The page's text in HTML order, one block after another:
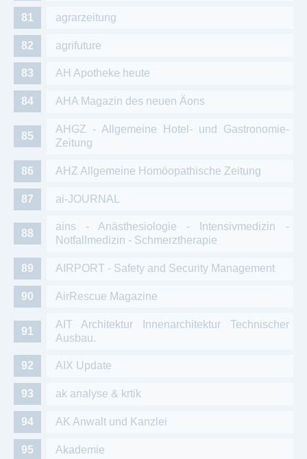
agrarzeitung
agrifuture
AH Apotheke heute
AHA Magazin des neuen Äons
AHGZ - Allgemeine Hotel- und Gastronomie-
Zeitung
AHZ Allgemeine Homöopathische Zeitung
ai-JOURNAL
ains - Anästhesiologie - Intensivmedizin -
Notfallmedizin - Schmerztherapie
AIRPORT - Safety and Security Management
AirRescue Magazine
AIT Architektur Innenarchitektur Technischer
Ausbau.
AIX Update
ak analyse & krtik
AK Anwalt und Kanzlei
Akademie